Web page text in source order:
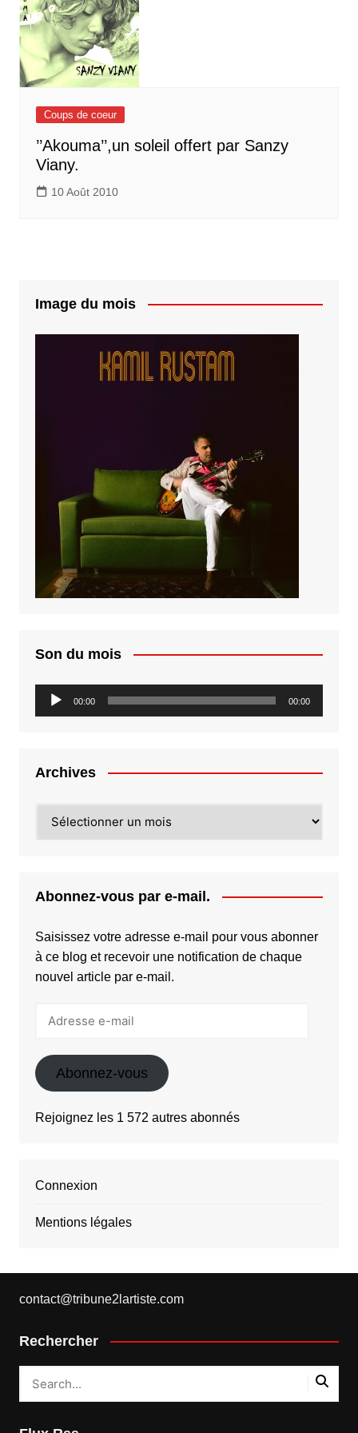
Coups de coeur
’’Akouma’’,un soleil offert par Sanzy
Viany.
10 Août 2010
Image du mois
Son du mois
Lecteur
audio
00:00 00:00
Archives
Abonnez-vous par e-mail.
Saisissez votre adresse e-mail pour vous abonner
à ce blog et recevoir une notification de chaque
nouvel article par e-mail.
Abonnez-vous
Rejoignez les 1 572 autres abonnés
Connexion
Mentions légales
contact@tribune2lartiste.com
Rechercher